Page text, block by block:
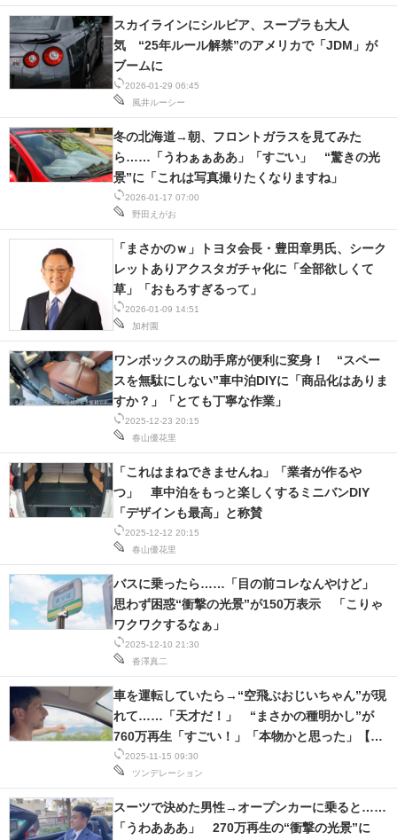
2026-01-29 06:45
風井ルーシー
スカイラインにシルビア、スープラも大人
気 “25年ルール解禁”のアメリカで「JDM」が
ブームに
2026-01-17 07:00
野田えがお
冬の北海道→朝、フロントガラスを見てみた
ら……「うわぁぁああ」「すごい」 “驚きの光
景”に「これは写真撮りたくなりますね」
2026-01-09 14:51
加村園
「まさかのｗ」トヨタ会長・豊田章男氏、シーク
レットありアクスタガチャ化に「全部欲しくて
草」「おもろすぎるって」
2025-12-23 20:15
春山優花里
ワンボックスの助手席が便利に変身！ “スペー
スを無駄にしない”車中泊DIYに「商品化はありま
すか？」「とても丁寧な作業」
2025-12-12 20:15
春山優花里
「これはまねできませんね」「業者が作るや
つ」 車中泊をもっと楽しくするミニバンDIY
「デザインも最高」と称賛
2025-12-10 21:30
沓澤真二
バスに乗ったら……「目の前コレなんやけど」
思わず困惑“衝撃の光景”が150万表示 「こりゃ
ワクワクするなぁ」
2025-11-15 09:30
ツンデレーション
車を運転していたら→“空飛ぶおじいちゃん”が現
れて……「天才だ！」 “まさかの種明かし”が
760万再生「すごい！」「本物かと思った」【海
外】
スーツで決めた男性→オープンカーに乗ると……
「うわあああ」 270万再生の“衝撃の光景”に